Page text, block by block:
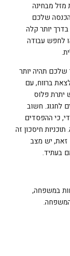
ברת מזל מבחינה
שלכם
בדרך יותר קלה
לחפש עבודה
שלכם תהיה יותר
ברווח, עם
יתרת פלוס
לחגוג. חשוב
כי ההפסדים
תוכניות חיסכון זה
זאת, יש מצב
בעתיד.
במשפחה,